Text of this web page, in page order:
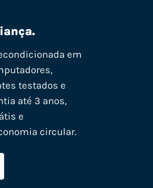
em
testados e
até 3 anos,
e
circular.